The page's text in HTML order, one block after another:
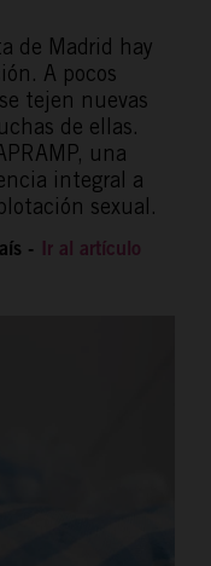
de Madrid hay
A pocos
tejen nuevas
de ellas.
una
integral a
sexual.
- Ir al artículo